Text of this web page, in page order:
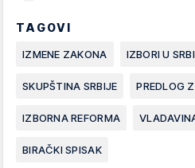
TAGOVI
IZMENE ZAKONA IZBORI U
SKUPŠTINA SRBIJE PREDLOG
IZBORNA REFORMA
BIRAČKI SPISAK